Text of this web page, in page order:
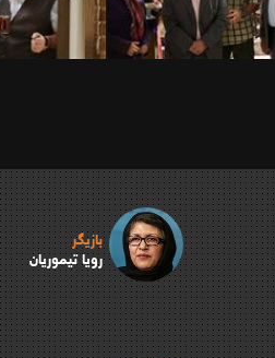
بازیگر
رویا تیموریان